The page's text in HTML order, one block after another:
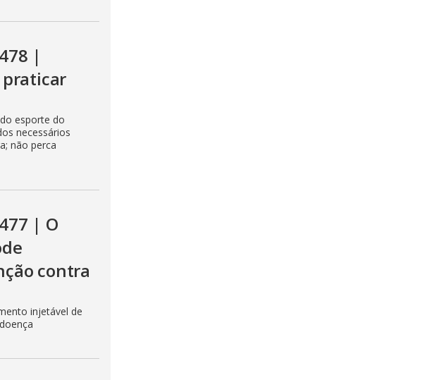
|
praticar
esporte do
necessários
não perca
| O
contra
injetável de